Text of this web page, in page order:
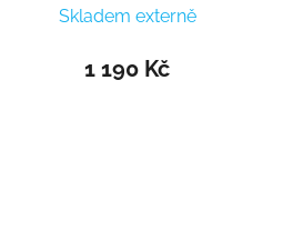
Skladem externě
1 190 Kč